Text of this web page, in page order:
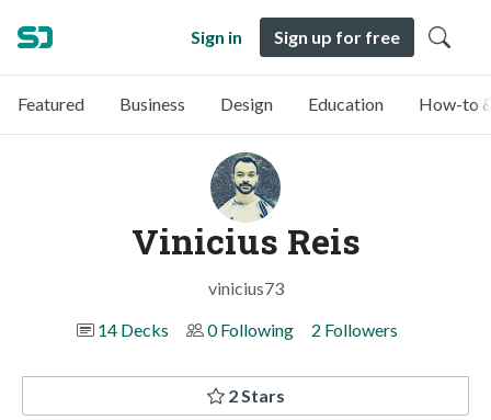
Sign in Sign up for free
Featured Business Design Education How-to
Vinicius Reis
vinicius73
14 Decks
0 Following 2 Followers
2 Stars